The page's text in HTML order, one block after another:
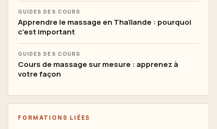
GUIDES DES COURS
Apprendre le massage en Thaïlande : pourquoi
c'est important
GUIDES DES COURS
Cours de massage sur mesure : apprenez à
votre façon
FORMATIONS LIÉES